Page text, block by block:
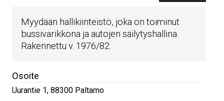
Myydään hallikiinteistö, joka on toiminut
bussivarikkona ja autojen säilytyshallina.
Rakennettu v. 1976/82.
Osoite
Uurantie 1, 88300 Paltamo